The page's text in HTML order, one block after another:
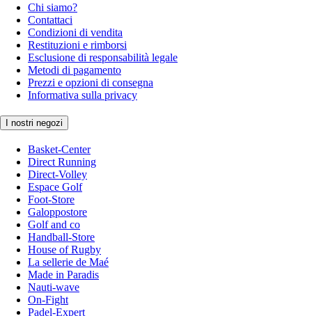
Chi siamo?
Contattaci
Condizioni di vendita
Restituzioni e rimborsi
Esclusione di responsabilità legale
Metodi di pagamento
Prezzi e opzioni di consegna
Informativa sulla privacy
I nostri negozi
Basket-Center
Direct Running
Direct-Volley
Espace Golf
Foot-Store
Galoppostore
Golf and co
Handball-Store
House of Rugby
La sellerie de Maé
Made in Paradis
Nauti-wave
On-Fight
Padel-Expert